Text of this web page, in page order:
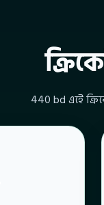
440 bd এইে